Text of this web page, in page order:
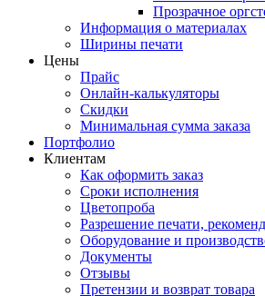
Прозрачное
Информация о материалах
Ширины печати
Цены
Прайс
Онлайн-калькуляторы
Скидки
Минимальная сумма заказа
Портфолио
Клиентам
Как оформить заказ
Сроки исполнения
Цветопроба
Разрешение печати,
Оборудование и
Документы
Отзывы
Претензии и возврат товара